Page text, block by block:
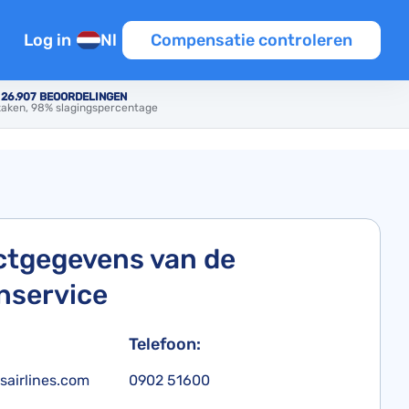
Log in Nl Compensatie controleren
BEOORDELINGEN
98% slagingspercentage
van de
Telefoon:
0902 51600